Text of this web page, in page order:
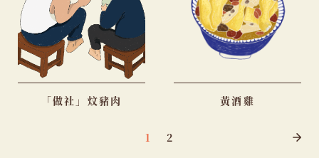
「做社」炆豬肉 黃酒雞
1 2